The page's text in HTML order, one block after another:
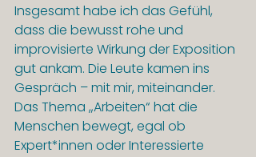
Insgesamt habe ich das Gefühl,
dass die bewusst rohe und
improvisierte Wirkung der Exposition
gut ankam. Die Leute kamen ins
Gespräch – mit mir, miteinander.
Das Thema „Arbeiten“ hat die
Menschen bewegt, egal ob
Expert*innen oder Interessierte